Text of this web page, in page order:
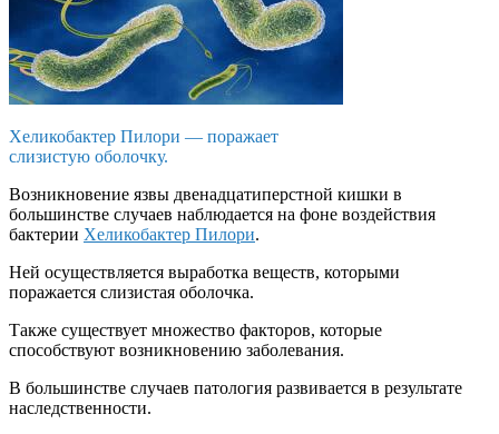
Хеликобактер Пилори — поражает
слизистую оболочку.
Возникновение язвы двенадцатиперстной кишки в
большинстве случаев наблюдается на фоне воздействия
бактерии Хеликобактер Пилори.
Ней осуществляется выработка веществ, которыми
поражается слизистая оболочка.
Также существует множество факторов, которые
способствуют возникновению заболевания.
В большинстве случаев патология развивается в результате
наследственности.